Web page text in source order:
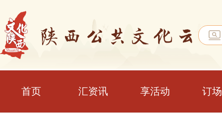
首页 汇资讯 享活动 订